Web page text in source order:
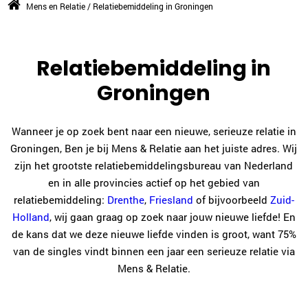
Mens en Relatie / Relatiebemiddeling in Groningen
Relatiebemiddeling in
Groningen
Wanneer je op zoek bent naar een nieuwe, serieuze relatie in
Groningen, Ben je bij Mens & Relatie aan het juiste adres. Wij
zijn het grootste relatiebemiddelingsbureau van Nederland
en in alle provincies actief op het gebied van
relatiebemiddeling: Drenthe, Friesland of bijvoorbeeld Zuid-
Holland, wij gaan graag op zoek naar jouw nieuwe liefde! En
de kans dat we deze nieuwe liefde vinden is groot, want 75%
van de singles vindt binnen een jaar een serieuze relatie via
Mens & Relatie.